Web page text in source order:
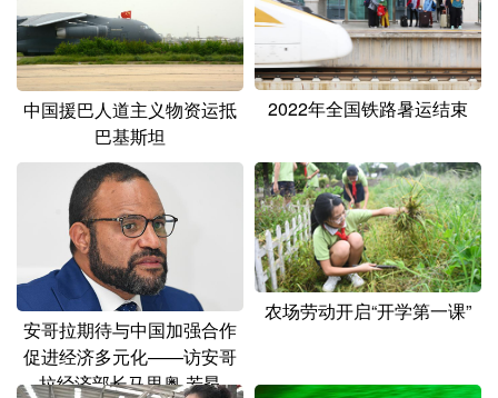
浙江 福建 江西
山东 河南 湖北 湖南
广东 广西 海南 重庆
陕西 青海 宁夏
新疆 黑龙江
多语种频道
English Español Français عربى
中国援巴人道主义物资运抵
巴基斯坦
2022年全国铁路暑运结束
安哥拉期待与中国加强合作
促进经济多元化——访安哥
拉经济部长马里奥·若昂
农场劳动开启“开学第一课”